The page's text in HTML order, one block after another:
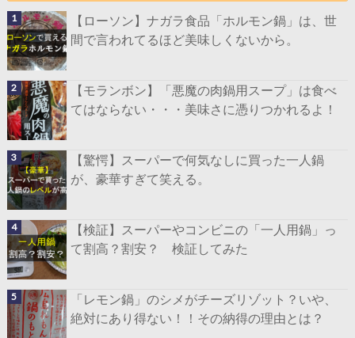
【ローソン】ナガラ食品「ホルモン鍋」は、世
間で言われてるほど美味しくないから。
【モランボン】「悪魔の肉鍋用スープ」は食べ
てはならない・・・美味さに憑りつかれるよ！
【驚愕】スーパーで何気なしに買った一人鍋
が、豪華すぎて笑える。
【検証】スーパーやコンビニの「一人用鍋」っ
て割高？割安？ 検証してみた
「レモン鍋」のシメがチーズリゾット？いや、
絶対にあり得ない！！その納得の理由とは？